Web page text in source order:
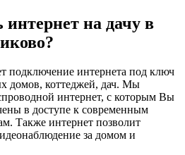
на дачу в
подключение интернета под ключ
домов, коттеджей, дач. Мы
интернет, с которым Вы
в доступе к современным
Также интернет позволит
за домом и